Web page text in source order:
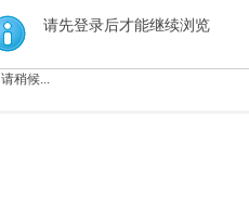
请先登录后才能继续浏览
请稍候...